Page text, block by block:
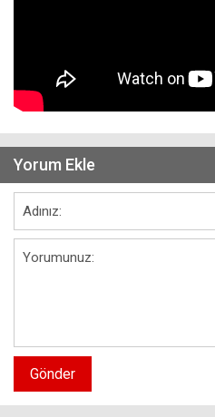
Yorum Ekle
Gönder